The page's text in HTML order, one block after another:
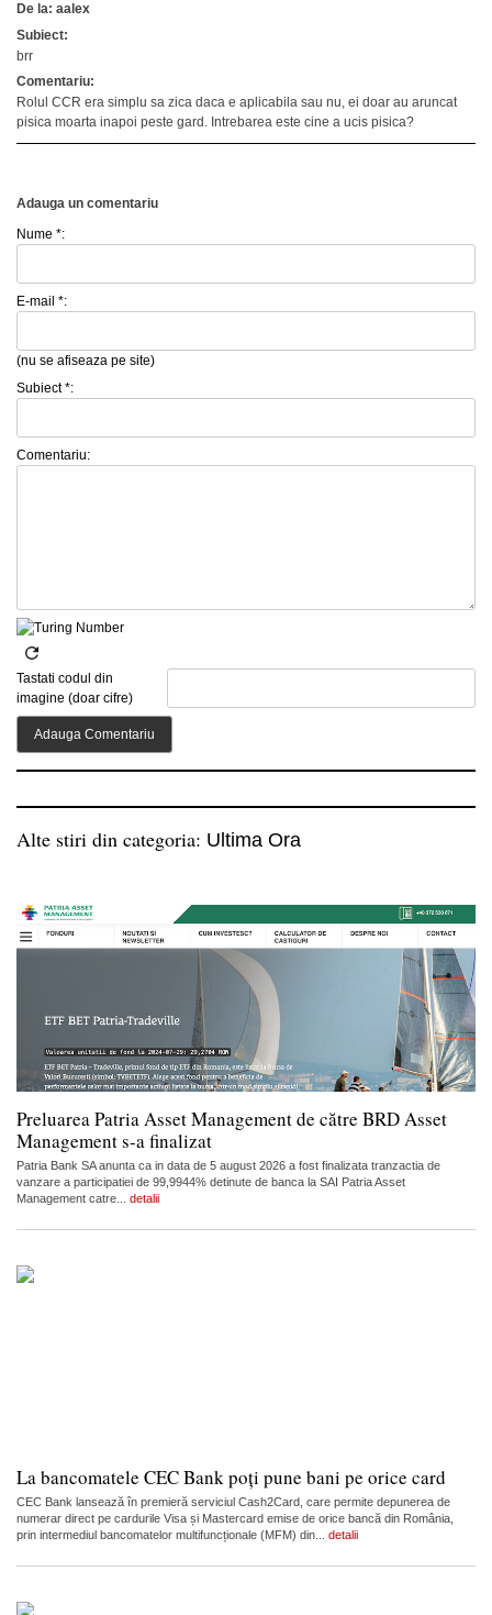
De la: aalex
Subiect:
brr
Comentariu:
Rolul CCR era simplu sa zica daca e aplicabila sau nu, ei doar au aruncat
pisica moarta inapoi peste gard. Intrebarea este cine a ucis pisica?
Adauga un comentariu
Nume *:
E-mail *:
(nu se afiseaza pe site)
Subiect *:
Comentariu:
Tastati codul din
imagine (doar cifre)
Alte stiri din categoria: Ultima Ora
Preluarea Patria Asset Management de către BRD Asset
Management s-a finalizat
Patria Bank SA anunta ca in data de 5 august 2026 a fost finalizata tranzactia de
vanzare a participatiei de 99,9944% detinute de banca la SAI Patria Asset
Management catre... detalii
La bancomatele CEC Bank poți pune bani pe orice card
CEC Bank lansează în premieră serviciul Cash2Card, care permite depunerea de
numerar direct pe cardurile Visa și Mastercard emise de orice bancă din România,
prin intermediul bancomatelor multifuncționale (MFM) din... detalii